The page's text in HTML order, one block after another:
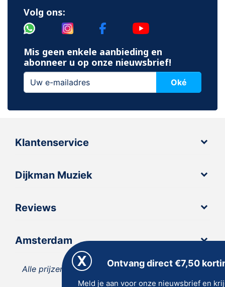
Volg ons:
Mis geen enkele aanbieding en
abonneer u op onze nieuwsbrief!
Oké
Klantenservice
Dijkman Muziek
Reviews
Amsterdam
Alle prijzen zijn inclusief 21% BTW, tenzij anders
Ontvang direct €7,50
Meld je aan voor onze nieuwsbrief en